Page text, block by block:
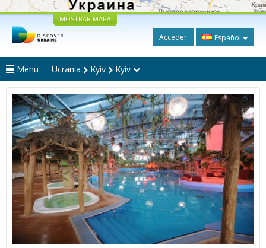
MOSTRAR MAPA
Acceder Español
Menu Ucrania Kyiv Kyiv